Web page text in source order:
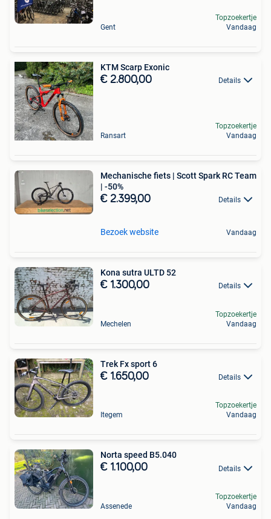
Gent
Topzoekertje
Vandaag
KTM Scarp Exonic
€ 2.800,00 Details
Ransart
Topzoekertje
Vandaag
Mechanische fiets | Scott Spark RC Team
| -50%
€ 2.399,00 Details
Bezoek website Vandaag
Kona sutra ULTD 52
€ 1.300,00 Details
Mechelen
Topzoekertje
Vandaag
Trek Fx sport 6
€ 1.650,00 Details
Itegem
Topzoekertje
Vandaag
Norta speed B5.040
€ 1.100,00 Details
Assenede
Topzoekertje
Vandaag